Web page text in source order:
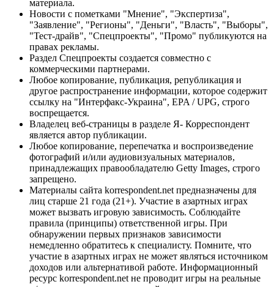
материала.
Новости с пометками "Мнение", "Экспертиза",
"Заявление", "Регионы", "Деньги", "Власть", "Выборы",
"Тест-драйв", "Спецпроекты", "Промо" публикуются на
правах рекламы.
Раздел Спецпроекты создается совместно с
коммерческими партнерами.
Любое копирование, публикация, републикация и
другое распространение информации, которое содержит
ссылку на "Интерфакс-Украина", EPA / UPG, строго
воспрещается.
Владелец веб-страницы в разделе Я- Корреспондент
является автор публикации.
Любое копирование, перепечатка и воспроизведение
фотографий и/или аудиовизуальных материалов,
принадлежащих правообладателю Getty Images, строго
запрещено.
Материалы сайта korrespondent.net предназначены для
лиц старше 21 года (21+). Участие в азартных играх
может вызвать игровую зависимость. Соблюдайте
правила (принципы) ответственной игры. При
обнаружении первых признаков зависимости
немедленно обратитесь к специалисту. Помните, что
участие в азартных играх не может являться источником
доходов или альтернативой работе. Информационный
ресурс korrespondent.net не проводит игры на реальные